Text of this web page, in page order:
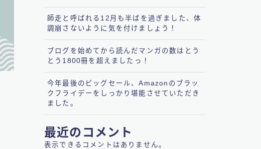
師走と呼ばれる12月も半ばを過ぎました、体
調崩さないように気を付けましょう！
ブログを始めてから読んだマンガの数はとう
とう1800冊を超えましたっ！
今年最後のビッグセール、Amazonのブラッ
クフライデーをしっかり堪能させていただき
ました。
最近のコメント
表示できるコメントはありません。